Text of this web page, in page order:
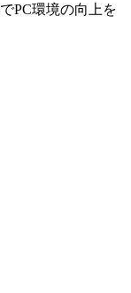
でPC環境の向上を